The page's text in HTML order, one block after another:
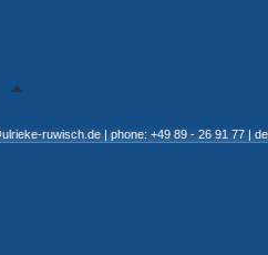
ruwisch.de | phone: +49 89 - 26 91 77 |